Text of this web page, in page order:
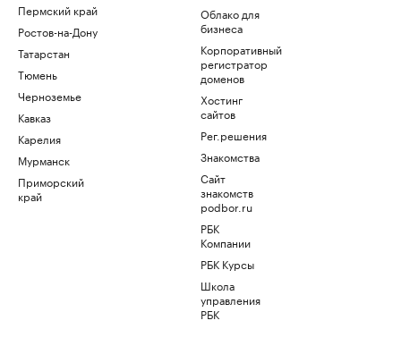
Пермский край
Ростов-на-Дону
Татарстан
Тюмень
Черноземье
Кавказ
Карелия
Мурманск
Приморский
край
Облако для
бизнеса
Корпоративный
регистратор
доменов
Хостинг
сайтов
Рег.решения
Знакомства
Сайт
знакомств
podbor.ru
РБК
Компании
РБК Курсы
Школа
управления
РБК